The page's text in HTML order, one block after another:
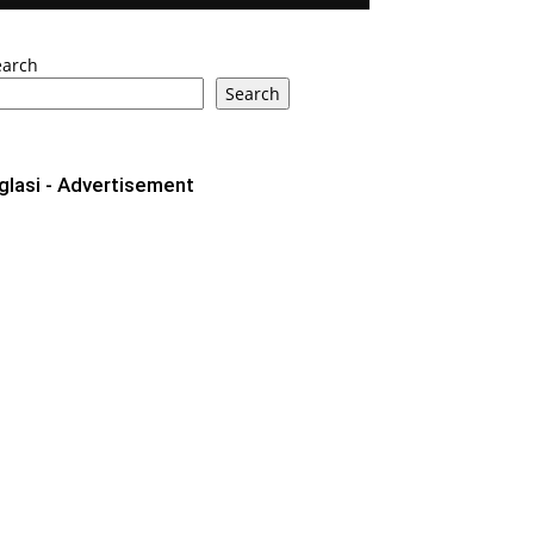
Search
- Advertisement